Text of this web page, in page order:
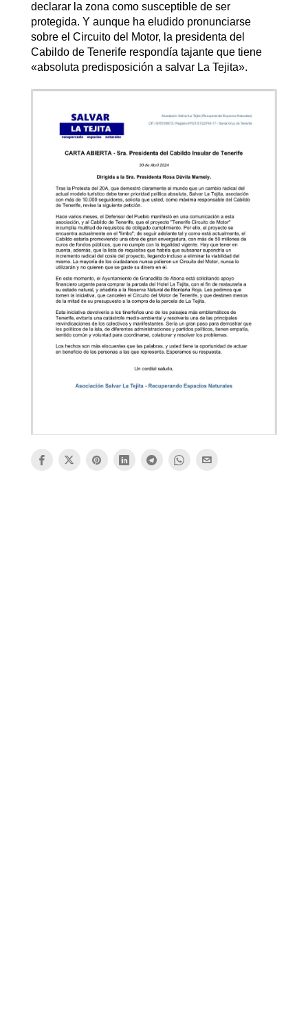
declarar la zona como susceptible de ser
protegida. Y aunque ha eludido pronunciarse
sobre el Circuito del Motor, la presidenta del
Cabildo de Tenerife respondía tajante que tiene
«absoluta predisposición a salvar La Tejita».